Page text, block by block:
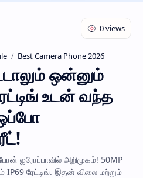
Best Camera Phone 2026
ஒன்னும்
உடன் வந்த
ஐரோப்பாவில் அறிமுகம்! 50MP
IP69 ரேட்டிங். இதன் விலை மற்றும்